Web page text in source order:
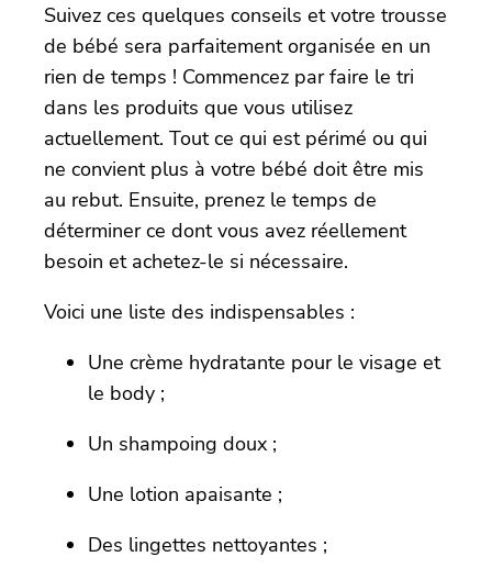
Suivez ces quelques conseils et votre trousse
de bébé sera parfaitement organisée en un
rien de temps ! Commencez par faire le tri
dans les produits que vous utilisez
actuellement. Tout ce qui est périmé ou qui
ne convient plus à votre bébé doit être mis
au rebut. Ensuite, prenez le temps de
déterminer ce dont vous avez réellement
besoin et achetez-le si nécessaire.
Voici une liste des indispensables :
Une crème hydratante pour le visage et
le body ;
Un shampoing doux ;
Une lotion apaisante ;
Des lingettes nettoyantes ;